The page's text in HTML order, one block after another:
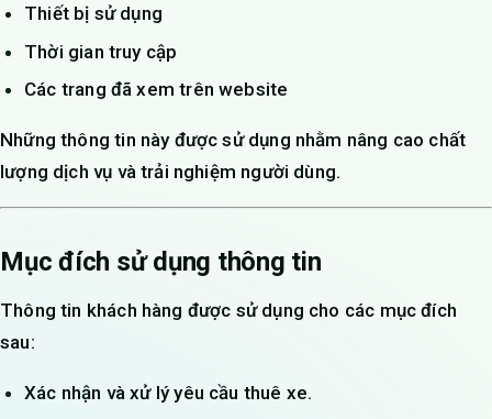
Thiết bị sử dụng
Thời gian truy cập
Các trang đã xem trên website
Những thông tin này được sử dụng nhằm nâng cao chất
lượng dịch vụ và trải nghiệm người dùng.
Mục đích sử dụng thông tin
Thông tin khách hàng được sử dụng cho các mục đích
sau:
Xác nhận và xử lý yêu cầu thuê xe.